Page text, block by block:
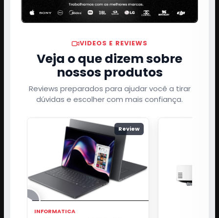
VIDEOS E REVIEWS
Veja o que dizem sobre
nossos produtos
Reviews preparados para ajudar você a tirar
dúvidas e escolher com mais confiança.
Review
INFORMATICA